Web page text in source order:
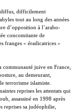
diffus, difficilement
tout au long des années
d’opposition à l’arabo-
concomitante de
franges « éradicatrices »
communauté juive en France,
au demeurant,
terrorisme islamiste.
reprises les attentats qui
assassiné en 1998 après
sa judéophilie,